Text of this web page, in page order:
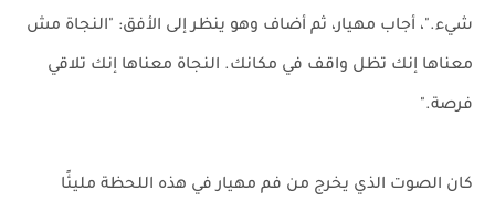
شيء."، أجاب مهيار، ثم أضاف وهو ينظر إلى الأفق: "النجاة مش
معناها إنك تظل واقف في مكانك. النجاة معناها إنك تلاقي
فرصة."
كان الصوت الذي يخرج من فم مهيار في هذه اللحظة مليئًا